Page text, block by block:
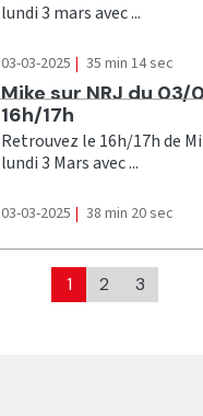
lundi 3 mars avec ...
03-03-2025 | 35 min 14 sec
Ecouter
Mike sur NRJ du
16h/17h
Retrouvez le 16h/17h de
lundi 3 Mars avec ...
03-03-2025 | 38 min 20 sec
1 2 3